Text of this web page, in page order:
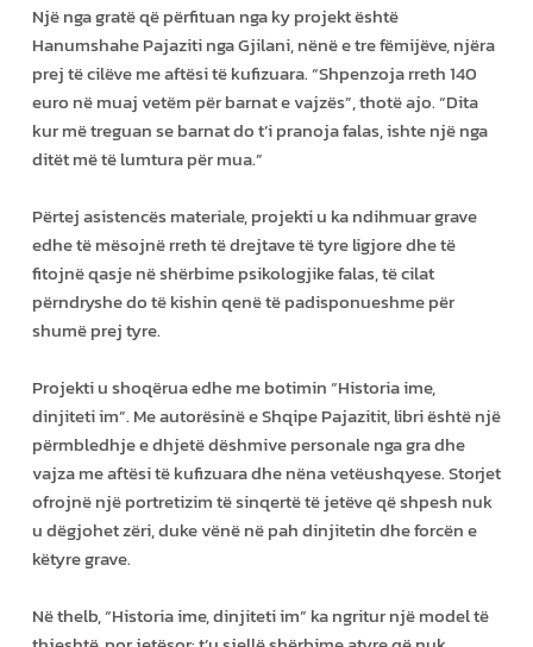
Një nga gratë që përfituan nga ky projekt është
Hanumshahe Pajaziti nga Gjilani, nënë e tre fëmijëve, njëra
prej të cilëve me aftësi të kufizuara. “Shpenzoja rreth 140
euro në muaj vetëm për barnat e vajzës”, thotë ajo. “Dita
kur më treguan se barnat do t’i pranoja falas, ishte një nga
ditët më të lumtura për mua.”
Përtej asistencës materiale, projekti u ka ndihmuar grave
edhe të mësojnë rreth të drejtave të tyre ligjore dhe të
fitojnë qasje në shërbime psikologjike falas, të cilat
përndryshe do të kishin qenë të padisponueshme për
shumë prej tyre.
Projekti u shoqërua edhe me botimin “Historia ime,
dinjiteti im”. Me autorësinë e Shqipe Pajazitit, libri është një
përmbledhje e dhjetë dëshmive personale nga gra dhe
vajza me aftësi të kufizuara dhe nëna vetëushqyese. Storjet
ofrojnë një portretizim të sinqertë të jetëve që shpesh nuk
u dëgjohet zëri, duke vënë në pah dinjitetin dhe forcën e
këtyre grave.
Në thelb, “Historia ime, dinjiteti im” ka ngritur një model të